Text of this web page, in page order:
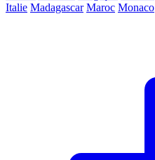
Italie Madagascar Maroc Monaco